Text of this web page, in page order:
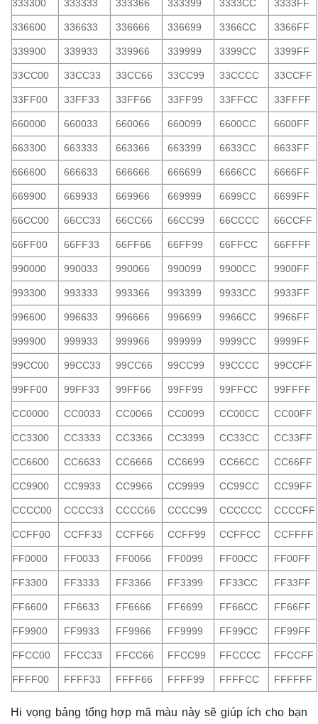
333300 333333 333366 333399 3333CC 3333FF
336600 336633 336666 336699 3366CC 3366FF
339900 339933 339966 339999 3399CC 3399FF
33CC00 33CC33 33CC66 33CC99 33CCCC 33CCFF
33FF00 33FF33 33FF66 33FF99 33FFCC 33FFFF
660000 660033 660066 660099 6600CC 6600FF
663300 663333 663366 663399 6633CC 6633FF
666600 666633 666666 666699 6666CC 6666FF
669900 669933 669966 669999 6699CC 6699FF
66CC00 66CC33 66CC66 66CC99 66CCCC 66CCFF
66FF00 66FF33 66FF66 66FF99 66FFCC 66FFFF
990000 990033 990066 990099 9900CC 9900FF
993300 993333 993366 993399 9933CC 9933FF
996600 996633 996666 996699 9966CC 9966FF
999900 999933 999966 999999 9999CC 9999FF
99CC00 99CC33 99CC66 99CC99 99CCCC 99CCFF
99FF00 99FF33 99FF66 99FF99 99FFCC 99FFFF
CC0000 CC0033 CC0066 CC0099 CC00CC CC00FF
CC3300 CC3333 CC3366 CC3399 CC33CC CC33FF
CC6600 CC6633 CC6666 CC6699 CC66CC CC66FF
CC9900 CC9933 CC9966 CC9999 CC99CC CC99FF
CCCC00 CCCC33 CCCC66 CCCC99 CCCCCC CCCCFF
CCFF00 CCFF33 CCFF66 CCFF99 CCFFCC CCFFFF
FF0000 FF0033 FF0066 FF0099 FF00CC FF00FF
FF3300 FF3333 FF3366 FF3399 FF33CC FF33FF
FF6600 FF6633 FF6666 FF6699 FF66CC FF66FF
FF9900 FF9933 FF9966 FF9999 FF99CC FF99FF
FFCC00 FFCC33 FFCC66 FFCC99 FFCCCC FFCCFF
FFFF00 FFFF33 FFFF66 FFFF99 FFFFCC FFFFFF
Hi vọng bảng tổng hợp mã màu này sẽ giúp ích cho bạn